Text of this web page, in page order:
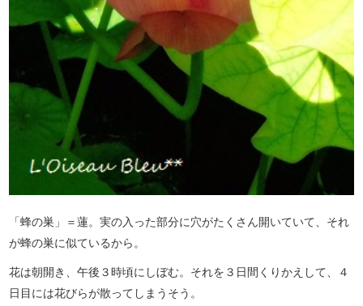
「蜂の巣」＝蓮。実の入った部分に穴がたくさん開いていて、それ
が蜂の巣に似ているから。
花は朝開き、午後３時頃にしぼむ。それを３日間くりかえして、４
日目には花びらが散ってしまうそう。